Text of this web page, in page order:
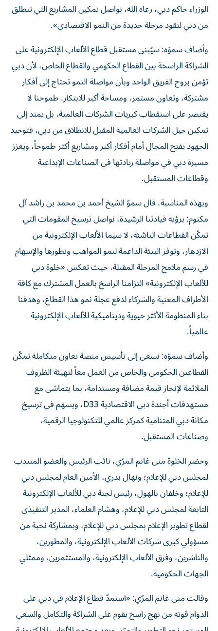
الوزراء حاكم دبي، رعاه الله، نواصل تمكين المشاريع التي تنطلق
من دبي لتقود مرحلة جديدة من النمو الاقتصادي».
وأضاف سموّه: سيُبنى مستقبل قطاع الألعاب الإلكترونية على
الشراكة الراسخة بين القطاع الحكومي والقطاع الخاص، لأن دبي
تؤمن بروح الفريق الواحد وبأن مواصلة النمو تحتاج إلى أفكار
مشتركة، وتعاون مستمر، ومساحة أكبر للابتكار. طموحنا لا
يقتصر على استقطاب كبريات الشركات العالمية، بل يمتد إلى
تمكين جيل الشركات العالمية المقبل للانطلاق من دبي، فتوحيد
الجهود يفتح المجال أمام أفكار أكبر ومشاريع أكثر طموحاً، ويعزز
مسيرة دبي في مواصلة ريادتها في الصناعات الإبداعية
وقطاعات المستقبل.
وبهذه المناسبة، قال سموّ الشيخ أحمد بن محمد بن راشد آل
مكتوم: برؤية قيادتنا الرشيدة، نواصل ترسيخ المقومات التي
تمكّن القطاعات الناشئة، لا سيما الألعاب الإلكترونية من
الازدهار، وتوفر البيئة الداعمة لنمو المواهب وتطورها والإسهام
في رسم ملامح المرحلة المقبلة، حيث تعكس «خلوة دبي
للألعاب الإلكترونية» التزامنا الراسخ بالعمل المشترك مع كافة
الأطراف المعنية والشركاء لدفع عجلة نمو هذا القطاع، وهدفنا
بناء المنظومة الأكثر حيوية وديناميكية للألعاب الإلكترونية
عالمياً.
وأضاف سموّه: نسعى إلى تأسيس منصة تعاون متكاملة تمكّن
القطاعين الحكومي والخاص من العمل معاً لتهيئة الظروف
الملائمة لإنجاز قيمة مضافة ومستدامة، بما يتماشى مع
مستهدفات أجندة دبي الاقتصادية D33، ويسهم في ترسيخ
مكانة دبي المتنامية كمركز عالمي للتكنولوجيا الرقمية،
وصناعات المستقبل.
وحضر الخلوة منى غانم المرّي، نائب الرئيس والعضو المنتدب
لمجلس دبي للإعلام؛ ونهال بدري، الأمين العام لمجلس دبي
للإعلام؛ وخلفان بالهول، رئيس لجنة دبي للألعاب الإلكترونية
التابعة لمجلس دبي للإعلام، وهشام العلماء، المدير التنفيذي
لقطاع تطوير الإعلام بمجلس دبي للإعلام، وبمشاركة نخبة من
مسؤولي كبرى شركات الألعاب الإلكترونية، والمطورين،
والناشرين، وفرق الألعاب الإلكترونية، والمستثمرين، وممثلي
الجهات الحكومية.
وقالت منى غانم المرّي: «استمدّ قطاع الإعلام في دبي على
الدوام قوته من نهج راسخ يقوم على الشراكة والتكامل والسعي